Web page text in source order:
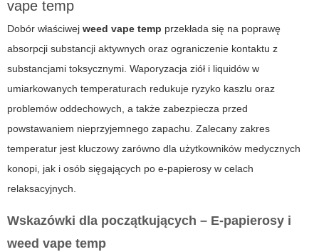
vape temp
Dobór właściwej weed vape temp przekłada się na poprawę
absorpcji substancji aktywnych oraz ograniczenie kontaktu z
substancjami toksycznymi. Waporyzacja ziół i liquidów w
umiarkowanych temperaturach redukuje ryzyko kaszlu oraz
problemów oddechowych, a także zabezpiecza przed
powstawaniem nieprzyjemnego zapachu. Zalecany zakres
temperatur jest kluczowy zarówno dla użytkowników medycznych
konopi, jak i osób sięgających po e-papierosy w celach
relaksacyjnych.
Wskazówki dla początkujących – E-papierosy i
weed vape temp